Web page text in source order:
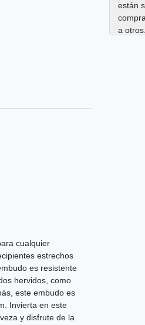
cualquier
estrechos
es resistente
hervidos, como
este embudo es
Invierta en este
y disfrute de la
están
a otros.